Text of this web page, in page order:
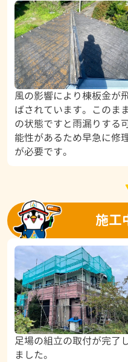
風の影響により棟板金が
ばされています。このま
の状態ですと雨漏りする
能性があるため早急に修
が必要です。
施工
足場の組立の取付が完了
ました。